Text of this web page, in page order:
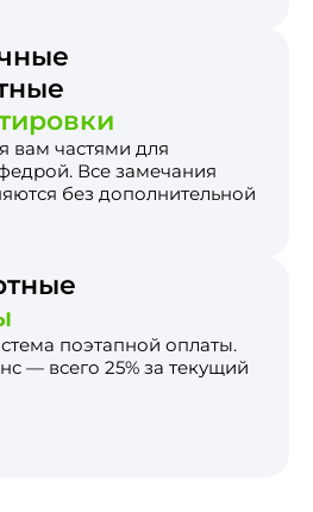
вам частями для
Все замечания
без дополнительной
поэтапной оплаты.
— всего 25% за текущий